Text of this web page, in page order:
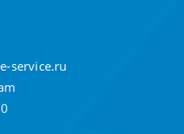
service.ru